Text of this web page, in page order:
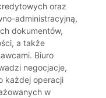
oraz
administracyjną,
dokumentów,
a także
Biuro
negocjacje,
każdej operacji
w